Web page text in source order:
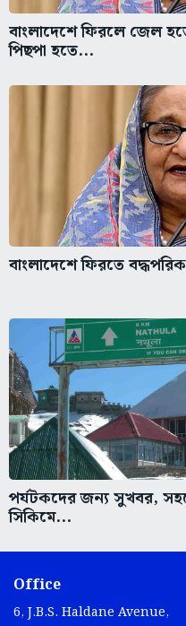
বাংলাদেশে ফিরলে জেল
পিছপা হতে...
বাংলাদেশে ফিরতে
পর্যটকদের জন্য সুখবর,
সিকিমে...
Office
6, J.B.S. Haldane Avenue,